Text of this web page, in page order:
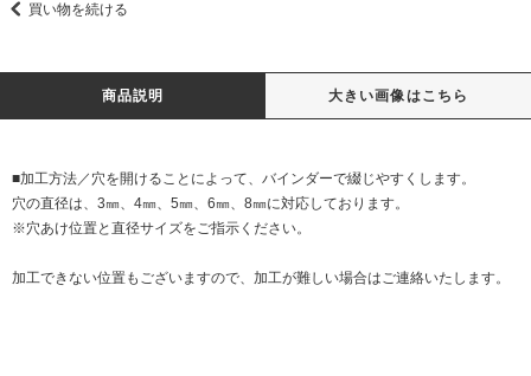
買い物を続ける
商品説明 大きい画像はこちら
■加工方法／穴を開けることによって、バインダーで綴じやすくします。
穴の直径は、3㎜、4㎜、5㎜、6㎜、8㎜に対応しております。
※穴あけ位置と直径サイズをご指示ください。
加工できない位置もございますので、加工が難しい場合はご連絡いたします。